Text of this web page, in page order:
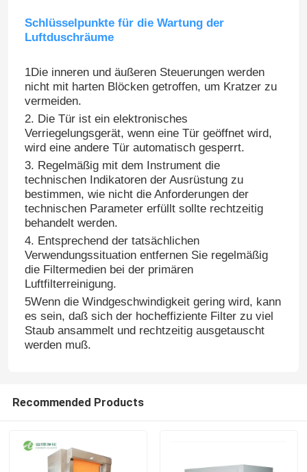
Haus
Produkte
Über uns
Fabrik-Ausflug
Qualitätskontrolle
Schlüsselpunkte für die Wartung der
Luftduschräume
1Die inneren und äußeren Steuerungen werden
nicht mit harten Blöcken getroffen, um Kratzer zu
vermeiden.
2. Die Tür ist ein elektronisches
Verriegelungsgerät, wenn eine Tür geöffnet wird,
wird eine andere Tür automatisch gesperrt.
3. Regelmäßig mit dem Instrument die
technischen Indikatoren der Ausrüstung zu
bestimmen, wie nicht die Anforderungen der
technischen Parameter erfüllt sollte rechtzeitig
behandelt werden.
4. Entsprechend der tatsächlichen
Verwendungssituation entfernen Sie regelmäßig
die Filtermedien bei der primären
Luftfilterreinigung.
5Wenn die Windgeschwindigkeit gering wird, kann
es sein, daß sich der hocheffiziente Filter zu viel
Staub ansammelt und rechtzeitig ausgetauscht
werden muß.
Recommended Products